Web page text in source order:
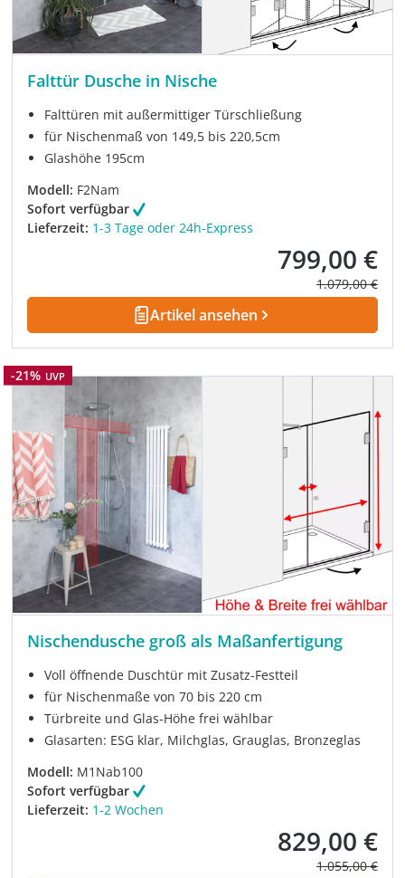
Falttür Dusche in Nische
Falttüren mit außermittiger Türschließung
für Nischenmaß von 149,5 bis 220,5cm
Glashöhe 195cm
Modell: F2Nam
Sofort verfügbar
Lieferzeit: 1-3 Tage oder 24h-Express
Verkaufspreis:
799,00 €
Regulärer
1.079,00 €
Artikel ansehen
Rabatt
-21% UVP
Nischendusche groß als Maßanfertigung
Voll öffnende Duschtür mit Zusatz-Festteil
für Nischenmaße von 70 bis 220 cm
Türbreite und Glas-Höhe frei wählbar
Glasarten: ESG klar, Milchglas, Grauglas, Bronzeglas
Modell: M1Nab100
Sofort verfügbar
Lieferzeit: 1-2 Wochen
Verkaufspreis:
829,00 €
Regulärer
1.055,00 €